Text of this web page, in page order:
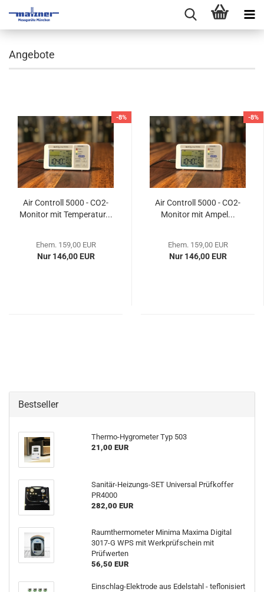
Angebote
-8%
Air Controll 5000 - CO2-
Monitor mit Temperatur...
Ehem. 159,00 EUR
Nur 146,00 EUR
-8%
Air Controll 5000 - CO2-
Monitor mit Ampel...
Ehem. 159,00 EUR
Nur 146,00 EUR
Bestseller
Thermo-Hygrometer Typ 503
21,00 EUR
Sanitär-Heizungs-SET Universal Prüfkoffer
PR4000
282,00 EUR
Raumthermometer Minima Maxima Digital
3017-G WPS mit Werkprüfschein mit
Prüfwerten
56,50 EUR
Einschlag-Elektrode aus Edelstahl - teflonisiert